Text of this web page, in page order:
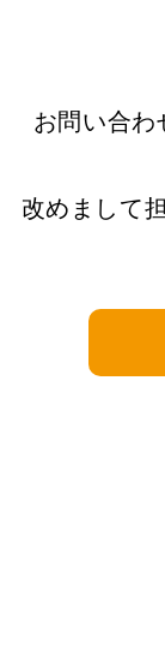
お問い合わ
改めまして